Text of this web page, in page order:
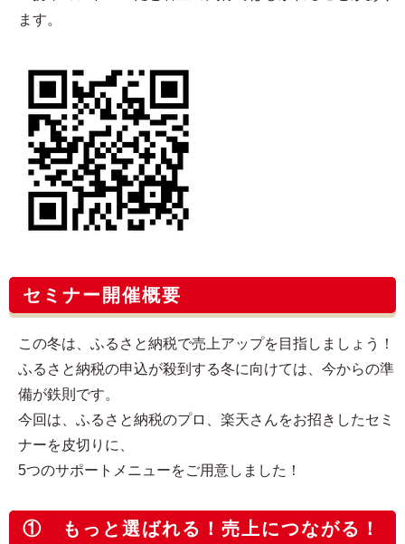
ます。
セミナー開催概要
この冬は、ふるさと納税で売上アップを目指しましょう！
ふるさと納税の申込が殺到する冬に向けては、今からの準
備が鉄則です。
今回は、ふるさと納税のプロ、楽天さんをお招きしたセミ
ナーを皮切りに、
5つのサポートメニューをご用意しました！
① もっと選ばれる！売上につながる！